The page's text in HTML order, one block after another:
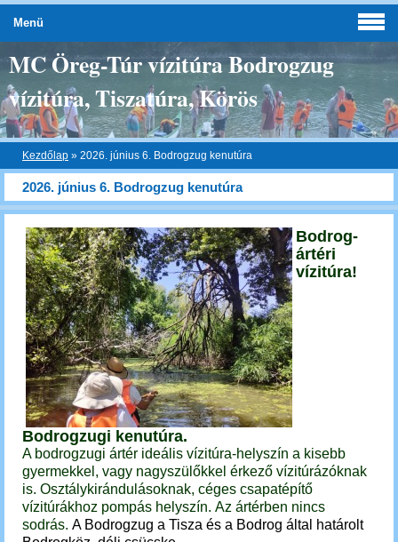
MC Öreg-Túr vízitúra Bodrogzug
vízitúra, Tiszatúra, Körös
Kezdőlap » 2026. június 6. Bodrogzug kenutúra
2026. június 6. Bodrogzug kenutúra
Bodrog-
ártéri
vízitúra!
Bodrogzugi kenutúra.
A bodrogzugi ártér ideális vízitúra-helyszín a kisebb
gyermekkel, vagy nagyszülőkkel érkező vízitúrázóknak
is. Osztálykirándulásoknak, céges csapatépítő
vízitúrákhoz pompás helyszín. Az ártérben nincs
sodrás. A Bodrogzug a Tisza és a Bodrog által határolt
Menü